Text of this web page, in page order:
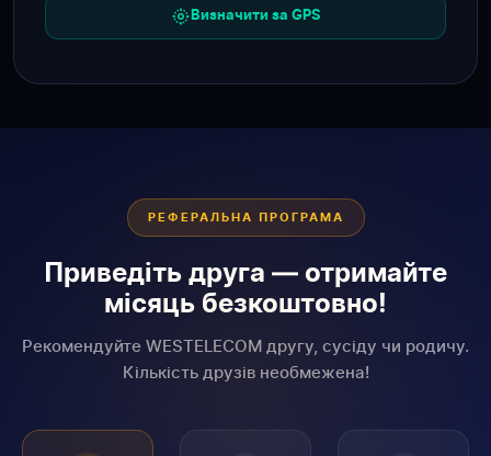
Визначити за GPS
РЕФЕРАЛЬНА ПРОГРАМА
Приведіть друга — отримайте
місяць безкоштовно!
Рекомендуйте WESTELECOM другу, сусіду чи родичу.
Кількість друзів необмежена!